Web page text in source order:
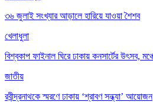
৩৬ জুলাই সংখ্যার আড়ালে হারিয়ে যাওয়া শৈশব
খেলাধুলা
বিশ্বকাপ ফাইনাল ঘিরে ঢাকায় কনসার্টের উৎসব,
জাতীয়
রবীন্দ্রনাথকে স্মরণে ঢাকায় ‘শ্রাবণ সন্ধ্যা’ আয়োজন